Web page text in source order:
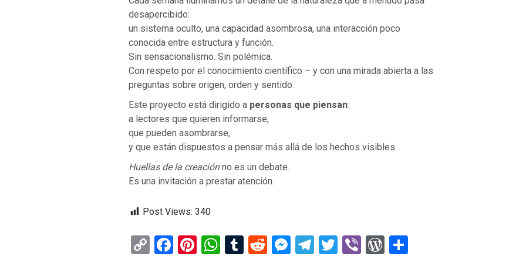
desapercibido:
un sistema oculto, una capacidad asombrosa, una interacción poco
conocida entre estructura y función.
Sin sensacionalismo. Sin polémica.
Con respeto por el conocimiento científico – y con una mirada abierta a las
preguntas sobre origen, orden y sentido.
Este proyecto está dirigido a personas que piensan:
a lectores que quieren informarse,
que pueden asombrarse,
y que están dispuestos a pensar más allá de los hechos visibles.
Huellas de la creaciónno es un debate.
Es una invitación a prestar atención.
Post Views: 340
C
F
Pi
W
T
R
M
T
T
Vi
W
VOLVER A LA FUENTE DE LA VIDA |
VOLVER A LA FUENTE DE LA VIDA |
La
oración que transforma el corazón |
oración que transforma el corazón |